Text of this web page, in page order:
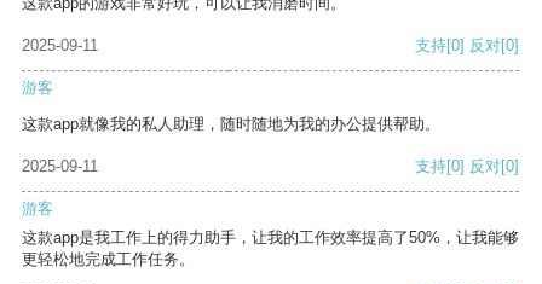
2025-09-11 支持[0] 反对[0]
游客
这款app就像我的私人助理，随时随地为我的办公提供帮助。
2025-09-11 支持[0] 反对[0]
游客
这款app是我工作上的得力助手，让我的工作效率提高了50%，让我能够
更轻松地完成工作任务。